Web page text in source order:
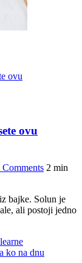
ovu
Comments 2 min
bajke. Solun je
ali postoji jedno